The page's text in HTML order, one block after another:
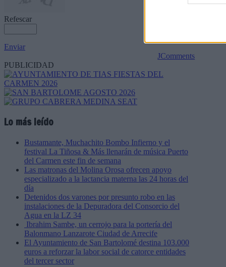
Refescar
Enviar
JComments
PUBLICIDAD
Lo más leído
Bustamante, Muchachito Bombo Infierno y el
festival La Tiñosa & Más llenarán de música Puerto
del Carmen este fin de semana
Las matronas del Molina Orosa ofrecen apoyo
especializado a la lactancia materna las 24 horas del
día
Detenidos dos varones por presunto robo en las
instalaciones de la Depuradora del Consorcio del
Agua en la LZ 34
Ibrahim Sambe, un cerrojo para la portería del
Balonmano Lanzarote Ciudad de Arrecife
El Ayuntamiento de San Bartolomé destina 103.000
euros a reforzar la labor social de catorce entidades
del tercer sector